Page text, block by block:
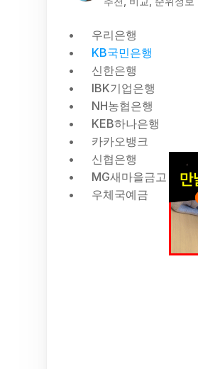
우리은행
KB국민은행
신한은행
IBK기업은행
NH농협은행
KEB하나은행
카카오뱅크
신협은행
MG새마을금고
우체국예금